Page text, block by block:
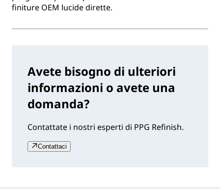
finiture OEM lucide dirette.
Avete bisogno di ulteriori
informazioni o avete una
domanda?
Contattate i nostri esperti di PPG Refinish.
Contattaci